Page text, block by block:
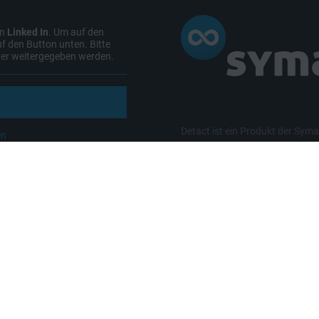
Linked In . Um auf den
den Button unten. Bitte
weitergegeben werden.
Detact ist ein Produkt der